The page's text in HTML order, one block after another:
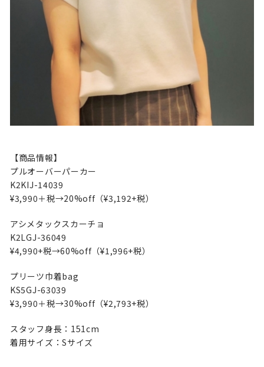
【商品情報】
プルオーバーパーカー
K2KIJ-14039
¥3,990＋税→20%off（¥3,192+税）
アシメタックスカーチョ
K2LGJ-36049
¥4,990+税→60%off（¥1,996+税）
プリーツ巾着bag
KS5GJ-63039
¥3,990＋税→30%off（¥2,793+税）
スタッフ身長：151cm
着用サイズ：Sサイズ